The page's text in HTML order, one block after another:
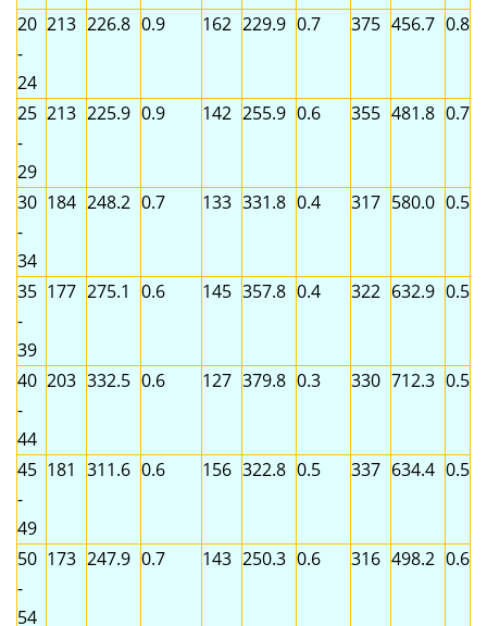
20
-
24
213 226.8 0.9 162 229.9 0.7 375 456.7 0.8
25
-
29
213 225.9 0.9 142 255.9 0.6 355 481.8 0.7
30
-
34
184 248.2 0.7 133 331.8 0.4 317 580.0 0.5
35
-
39
177 275.1 0.6 145 357.8 0.4 322 632.9 0.5
40
-
44
203 332.5 0.6 127 379.8 0.3 330 712.3 0.5
45
-
49
181 311.6 0.6 156 322.8 0.5 337 634.4 0.5
50
-
54
173 247.9 0.7 143 250.3 0.6 316 498.2 0.6